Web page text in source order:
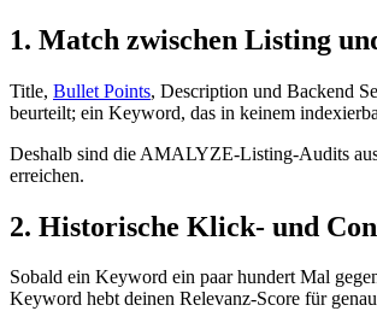
1. Match zwischen Listing
Title, Bullet Points, Description und Backend
beurteilt; ein Keyword, das in keinem
Deshalb sind die AMALYZE-Listing-Audits
erreichen.
2. Historische Klick- und
Sobald ein Keyword ein paar hundert Mal
Keyword hebt deinen Relevanz-Score für